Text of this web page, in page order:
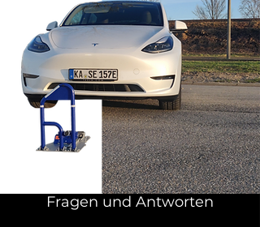
Fragen und Antworten